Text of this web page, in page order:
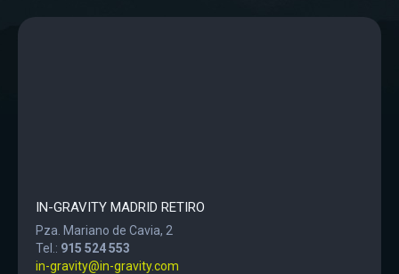
IN-GRAVITY MADRID RETIRO
Pza. Mariano de Cavia, 2
Tel.: 915 524 553
in-gravity@in-gravity.com